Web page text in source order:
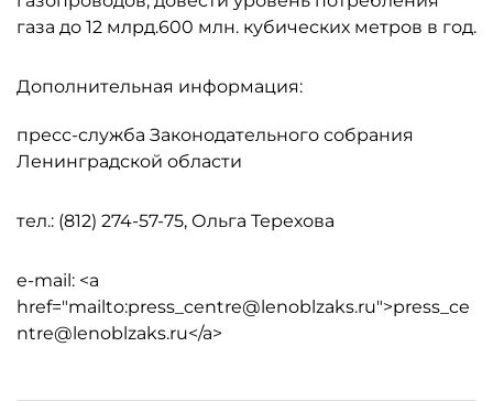
газа до 12 млрд.600 млн. кубических метров в год.
Дополнительная информация:
пресс-служба Законодательного собрания
Ленинградской области
тел.: (812) 274-57-75, Ольга Терехова
e-mail: <a
href="mailto:press_centre@lenoblzaks.ru">press_ce
ntre@lenoblzaks.ru</a>